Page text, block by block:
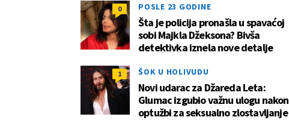
0 POSLE 23 GODINE
Šta je policija pronašla u spavaćoj
sobi Majkla Džeksona? Bivša
detektivka iznela nove detalje
1 ŠOK U HOLIVUDU
Novi udarac za Džareda Leta:
Glumac izgubio važnu ulogu nakon
optužbi za seksualno zlostavljanje